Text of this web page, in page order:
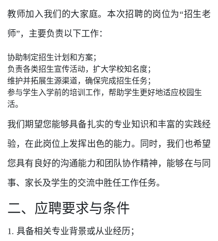
教师加入我们的大家庭。本次招聘的岗位为“招生老
师”，主要负责以下工作：
协助制定招生计划和方案；
负责各类招生宣传活动，扩大学校知名度；
维护并拓展生源渠道，确保完成招生任务；
参与学生入学前的培训工作，帮助学生更好地适应校园生
活。
我们期望您能够具备扎实的专业知识和丰富的实践经
验，在此岗位上发挥出色的能力。同时，我们也希望
您具有良好的沟通能力和团队协作精神，能够在与同
事、家长及学生的交流中胜任工作任务。
二、应聘要求与条件
1. 具备相关专业背景或从业经历；